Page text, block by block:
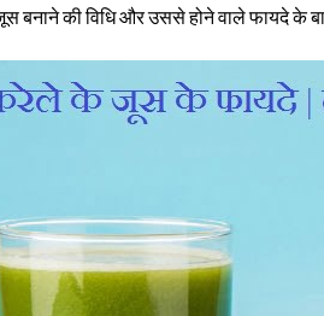
बनाने की विधि और उससे होने वाले फायदे के